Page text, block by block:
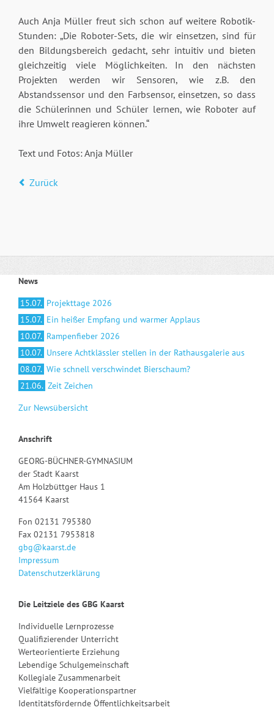
Auch Anja Müller freut sich schon auf weitere Robotik-
Stunden: „Die Roboter-Sets, die wir einsetzen, sind für
den Bildungsbereich gedacht, sehr intuitiv und bieten
gleichzeitig viele Möglichkeiten. In den nächsten
Projekten werden wir Sensoren, wie z.B. den
Abstandssensor und den Farbsensor, einsetzen, so dass
die Schülerinnen und Schüler lernen, wie Roboter auf
ihre Umwelt reagieren können.“
Text und Fotos: Anja Müller
Zurück
News
15.07. Projekttage 2026
15.07. Ein heißer Empfang und warmer Applaus
10.07. Rampenfieber 2026
10.07. Unsere Achtklässler stellen in der Rathausgalerie aus
08.07. Wie schnell verschwindet Bierschaum?
21.06. Zeit Zeichen
Zur Newsübersicht
Anschrift
GEORG-BÜCHNER-GYMNASIUM
der Stadt Kaarst
Am Holzbüttger Haus 1
41564 Kaarst
Fon 02131 795380
Fax 02131 7953818
gbg@kaarst.de
Impressum
Datenschutzerklärung
Die Leitziele des GBG Kaarst
Individuelle Lernprozesse
Qualifizierender Unterricht
Werteorientierte Erziehung
Lebendige Schulgemeinschaft
Kollegiale Zusammenarbeit
Vielfältige Kooperationspartner
Identitätsfördernde Öffentlichkeitsarbeit